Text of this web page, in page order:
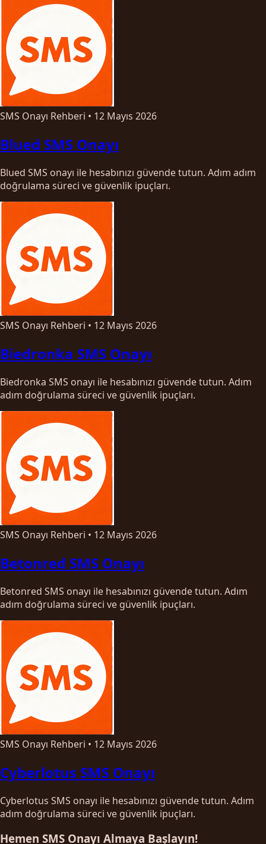
SMS Onayı Rehberi • 12 Mayıs 2026
Blued SMS Onayı
Blued SMS onayı ile hesabınızı güvende tutun. Adım adım
doğrulama süreci ve güvenlik ipuçları.
SMS Onayı Rehberi • 12 Mayıs 2026
Biedronka SMS Onayı
Biedronka SMS onayı ile hesabınızı güvende tutun. Adım
adım doğrulama süreci ve güvenlik ipuçları.
SMS Onayı Rehberi • 12 Mayıs 2026
Betonred SMS Onayı
Betonred SMS onayı ile hesabınızı güvende tutun. Adım
adım doğrulama süreci ve güvenlik ipuçları.
SMS Onayı Rehberi • 12 Mayıs 2026
Cyberlotus SMS Onayı
Cyberlotus SMS onayı ile hesabınızı güvende tutun. Adım
adım doğrulama süreci ve güvenlik ipuçları.
Hemen SMS Onayı Almaya Başlayın!